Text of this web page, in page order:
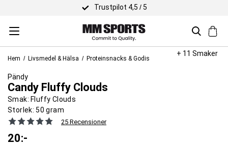
Trustpilot 4,5 / 5
Hem Livsmedel & Hälsa Proteinsnacks & Godis
+ 11 Smaker
Pändy
Candy Fluffy Clouds
Smak: Fluffy Clouds
Storlek: 50 gram
25 Recensioner
20:-